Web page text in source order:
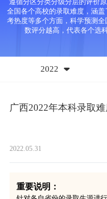
遵循分区分类分级分层的评价
全国各个高校的录取难度，涵
考热度等多个方面，科学预测
数评分越高，代表各个选
2022
广西2022年本科录取
2022.05.31
重要说明：